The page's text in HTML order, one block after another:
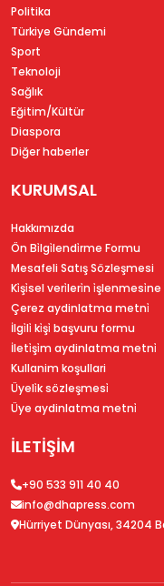
Politika
Türkiye Gündemi
Sport
Teknoloji
Sağlık
Eğitim/Kültür
Diaspora
Diğer haberler
KURUMSAL
Hakkımızda
Ön Bi̇lgi̇lendi̇rme Formu
Mesafeli Satış Sözleşmesi
Ki̇şi̇sel veri̇leri̇n
Çerez aydinlatma metni̇
İlgi̇li̇ ki̇şi̇ başvuru formu
İleti̇şi̇m aydinlatma metni̇
Kullanim koşullari
Üyeli̇k sözleşmesi̇
Üye aydinlatma metni̇
İLETİŞİM
+90 533 911 40 40
info@dhapress.com
Hürriyet Dünyası, 34204